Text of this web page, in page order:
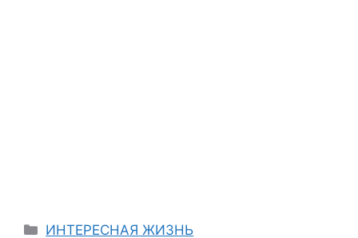
Categories
ИНТЕРЕСНАЯ ЖИЗНЬ